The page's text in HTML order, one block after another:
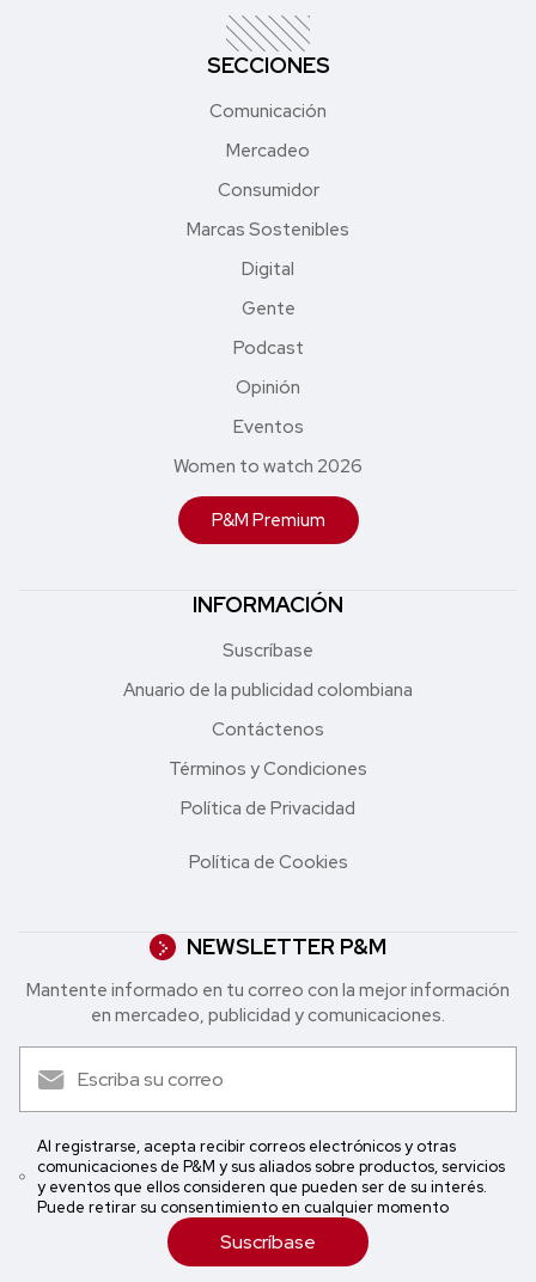
SECCIONES
Comunicación
Mercadeo
Consumidor
Marcas Sostenibles
Digital
Gente
Podcast
Opinión
Eventos
Women to watch 2026
P&M Premium
INFORMACIÓN
Suscríbase
Anuario de la publicidad colombiana
Contáctenos
Términos y Condiciones
Política de Privacidad
Política de Cookies
NEWSLETTER P&M
Mantente informado en tu correo con la mejor in formación
en mercadeo, publicidad y comunicaciones.
Al registrarse, acepta recibir correos electrónicos y otras
comunicaciones de P&M y sus aliados sobre productos, servicios
y eventos que ellos consideren que pueden ser de su interés.
Puede retirar su consentimiento en cualquier momento
Suscríbase